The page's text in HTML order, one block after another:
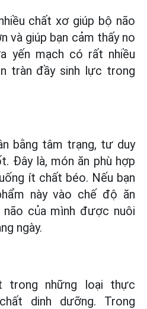
chất xơ giúp bộ não
và giúp bạn cảm thấy no
yến mạch có rất nhiều
tràn đầy sinh lực trong
bằng tâm trạng, tư duy
Đây là, món ăn phù hợp
ít chất béo. Nếu bạn
này vào chế độ ăn
của mình được nuôi
ngày.
trong những loại thực
dinh dưỡng. Trong